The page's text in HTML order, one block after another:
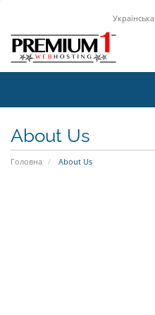
Українська
About Us
Головна About Us